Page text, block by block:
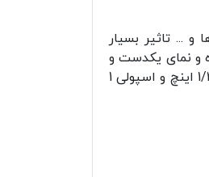
و ... تاثیر بسیار
و نمای یکدست و
ابزاری مناسب برای آرایش چشم بسیار دقیق می باشد. این براش دو طرفه دارای موهایی به طول 1/4 اینچ و اسپولی 1